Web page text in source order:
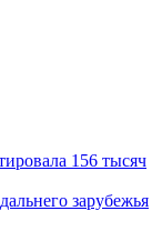
156 тысяч
зарубежья